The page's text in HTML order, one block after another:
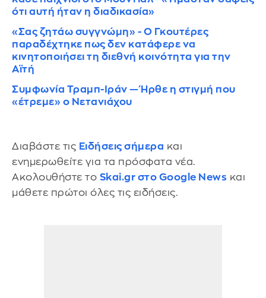
ότι αυτή ήταν η διαδικασία»
«Σας ζητάω συγγνώμη» - Ο Γκουτέρες
παραδέχτηκε πως δεν κατάφερε να
κινητοποιήσει τη διεθνή κοινότητα για την
Αϊτή
Συμφωνία Τραμπ-Ιράν — Ήρθε η στιγμή που
«έτρεμε» ο Νετανιάχου
Διαβάστε τις Ειδήσεις σήμερα και
ενημερωθείτε για τα πρόσφατα νέα.
Ακολουθήστε το Skai.gr στο Google News και
μάθετε πρώτοι όλες τις ειδήσεις.